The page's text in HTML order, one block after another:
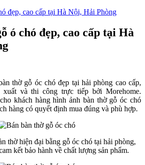
ó chó đẹp, cao cấp tại Hà
thờ gỗ óc chó đẹp tại hải phòng cao cấp,
xuất và thi công trực tiếp bởi Morehome.
khách hàng hình ảnh bàn thờ gỗ óc chó
hàng có quyết định mua đúng và phù hợp.
thờ hiện đại bằng gỗ óc chó tại hải phòng,
kết bảo hành về chất lượng sản phẩm.